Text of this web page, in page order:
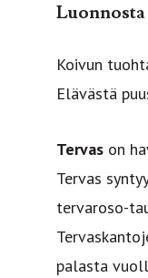
Koivun
Elävästä
Tervas on
Tervas
tervaroso-
palasta